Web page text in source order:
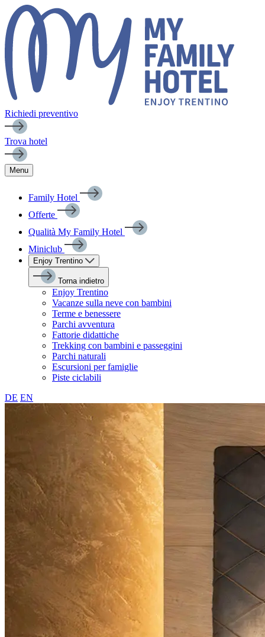
Richiedi preventivo
Trova hotel
Menu
Family Hotel
Offerte
Qualità My Family Hotel
Miniclub
Enjoy Trentino
Torna indietro
Enjoy Trentino
Vacanze sulla neve con bambini
Terme e benessere
Parchi avventura
Fattorie didattiche
Trekking con bambini e passeggini
Parchi naturali
Escursioni per famiglie
Piste ciclabili
DE EN